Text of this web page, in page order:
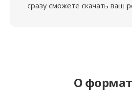
сразу сможете скачать ваш
О